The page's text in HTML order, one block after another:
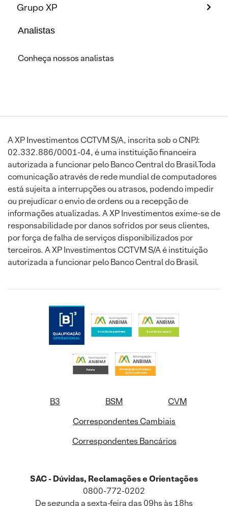
Grupo XP
Analistas
Conheça nossos analistas
A XP Investimentos CCTVM S/A, inscrita sob o CNPJ:
02.332.886/0001-04, é uma instituição financeira
autorizada a funcionar pelo Banco Central do Brasil.Toda
comunicação através de rede mundial de computadores
está sujeita a interrupções ou atrasos, podendo impedir
ou prejudicar o envio de ordens ou a recepção de
informações atualizadas. A XP Investimentos exime-se de
responsabilidade por danos sofridos por seus clientes,
por força de falha de serviços disponibilizados por
terceiros. A XP Investimentos CCTVM S/A é instituição
autorizada a funcionar pelo Banco Central do Brasil.
B3 BSM
CVM
Correspondentes Cambiais
Correspondentes Bancários
SAC - Dúvidas, Reclamações e Orientações
0800-772-0202
De segunda a sexta-feira das 09hs às 18hs